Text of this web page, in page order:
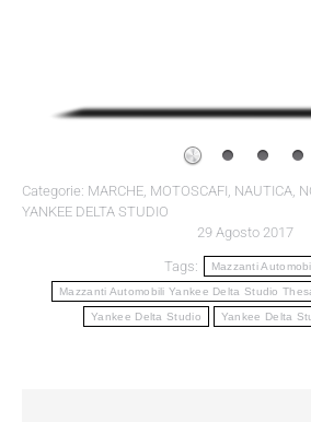
Categorie: MARCHE, MOTOSCAFI, NAUTICA,
YANKEE DELTA STUDIO
29 Agosto 2017
Tags: Mazzanti
Mazzanti Automobili Yankee Delta Studio
Yankee Delta Studio Yankee Delta